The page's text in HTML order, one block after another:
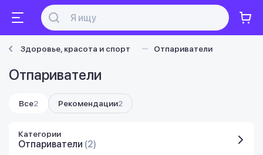
Здоровье, красота и спорт Отпариватели
Отпариватели
Все2 Рекомендации2
Категории
Отпариватели (2)